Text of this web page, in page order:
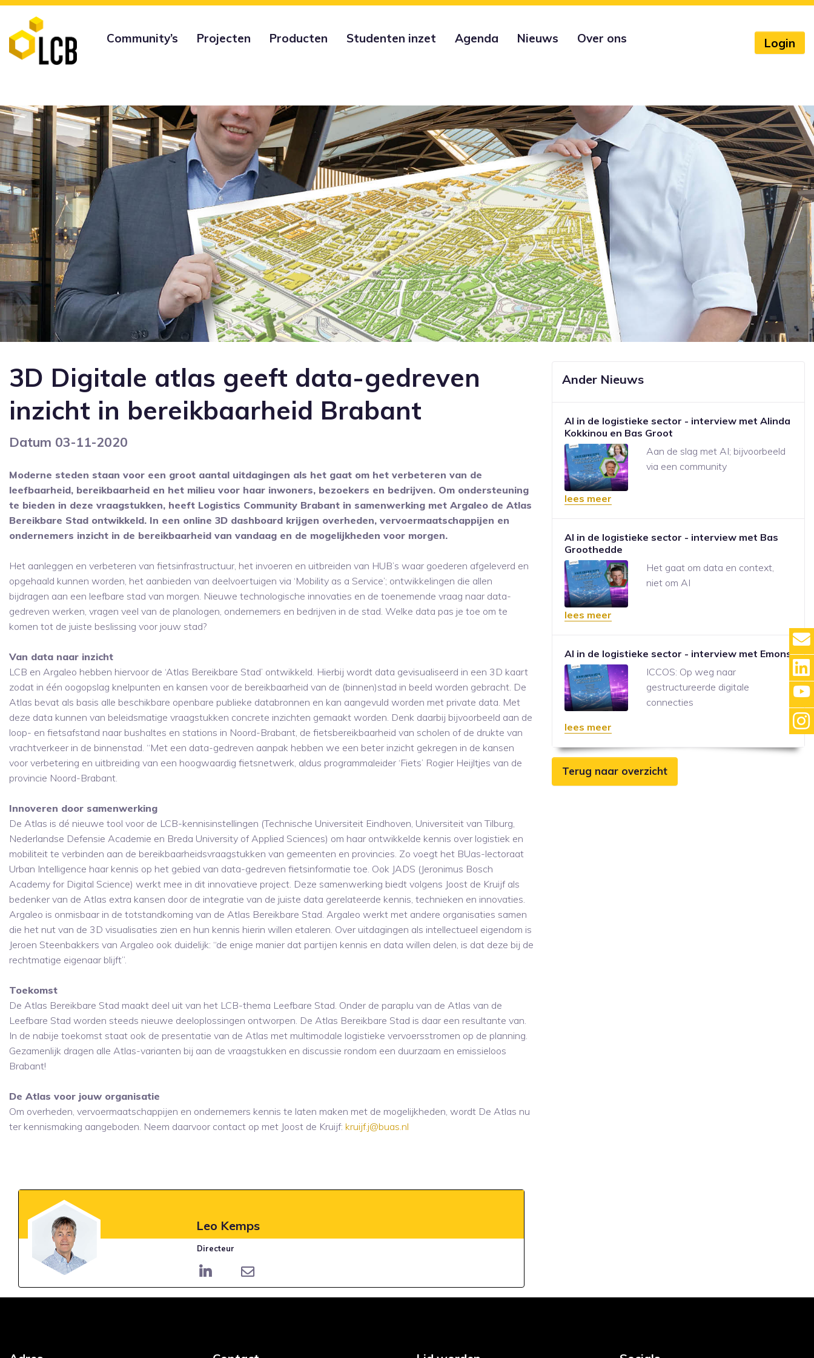
Community’s Projecten Producten Studenten inzet Agenda Nieuws Over ons Login
3D Digitale atlas geeft data-gedreven
inzicht in bereikbaarheid Brabant
Datum 03-11-2020
Moderne steden staan voor een groot aantal uitdagingen als het gaat om het verbeteren van de
leefbaarheid, bereikbaarheid en het milieu voor haar inwoners, bezoekers en bedrijven. Om ondersteuning
te bieden in deze vraagstukken, heeft Logistics Community Brabant in samenwerking met Argaleo de Atlas
Bereikbare Stad ontwikkeld. In een online 3D dashboard krijgen overheden, vervoermaatschappijen en
ondernemers inzicht in de bereikbaarheid van vandaag en de mogelijkheden voor morgen.
Het aanleggen en verbeteren van fietsinfrastructuur, het invoeren en uitbreiden van HUB’s waar goederen afgeleverd en
opgehaald kunnen worden, het aanbieden van deelvoertuigen via ‘Mobility as a Service’; ontwikkelingen die allen
bijdragen aan een leefbare stad van morgen. Nieuwe technologische innovaties en de toenemende vraag naar data-
gedreven werken, vragen veel van de planologen, ondernemers en bedrijven in de stad. Welke data pas je toe om te
komen tot de juiste beslissing voor jouw stad?
Van data naar inzicht
LCB en Argaleo hebben hiervoor de ‘Atlas Bereikbare Stad’ ontwikkeld. Hierbij wordt data gevisualiseerd in een 3D kaart
zodat in één oogopslag knelpunten en kansen voor de bereikbaarheid van de (binnen)stad in beeld worden gebracht. De
Atlas bevat als basis alle beschikbare openbare publieke databronnen en kan aangevuld worden met private data. Met
deze data kunnen van beleidsmatige vraagstukken concrete inzichten gemaakt worden. Denk daarbij bijvoorbeeld aan de
loop- en fietsafstand naar bushaltes en stations in Noord-Brabant, de fietsbereikbaarheid van scholen of de drukte van
vrachtverkeer in de binnenstad. “Met een data-gedreven aanpak hebben we een beter inzicht gekregen in de kansen
voor verbetering en uitbreiding van een hoogwaardig fietsnetwerk, aldus programmaleider ‘Fiets’ Rogier Heijltjes van de
provincie Noord-Brabant.
Innoveren door samenwerking
De Atlas is dé nieuwe tool voor de LCB-kennisinstellingen (Technische Universiteit Eindhoven, Universiteit van Tilburg,
Nederlandse Defensie Academie en Breda University of Applied Sciences) om haar ontwikkelde kennis over logistiek en
mobiliteit te verbinden aan de bereikbaarheidsvraagstukken van gemeenten en provincies. Zo voegt het BUas-lectoraat
Urban Intelligence haar kennis op het gebied van data-gedreven fietsinformatie toe. Ook JADS (Jeronimus Bosch
Academy for Digital Science) werkt mee in dit innovatieve project. Deze samenwerking biedt volgens Joost de Kruijf als
bedenker van de Atlas extra kansen door de integratie van de juiste data gerelateerde kennis, technieken en innovaties.
Argaleo is onmisbaar in de totstandkoming van de Atlas Bereikbare Stad. Argaleo werkt met andere organisaties samen
die het nut van de 3D visualisaties zien en hun kennis hierin willen etaleren. Over uitdagingen als intellectueel eigendom is
Jeroen Steenbakkers van Argaleo ook duidelijk: “de enige manier dat partijen kennis en data willen delen, is dat deze bij de
rechtmatige eigenaar blijft”.
Toekomst
De Atlas Bereikbare Stad maakt deel uit van het LCB-thema Leefbare Stad. Onder de paraplu van de Atlas van de
Leefbare Stad worden steeds nieuwe deeloplossingen ontworpen. De Atlas Bereikbare Stad is daar een resultante van.
In de nabije toekomst staat ook de presentatie van de Atlas met multimodale logistieke vervoersstromen op de planning.
Gezamenlijk dragen alle Atlas-varianten bij aan de vraagstukken en discussie rondom een duurzaam en emissieloos
Brabant!
De Atlas voor jouw organisatie
Om overheden, vervoermaatschappijen en ondernemers kennis te laten maken met de mogelijkheden, wordt De Atlas nu
ter kennismaking aangeboden. Neem daarvoor contact op met Joost de Kruijf: kruijf.j@buas.nl
Leo Kemps
Directeur
Ander Nieuws
AI in de logistieke sector - interview met Alinda
Kokkinou en Bas Groot
Aan de slag met AI; bijvoorbeeld
via een community
lees meer
AI in de logistieke sector - interview met Bas
Groothedde
Het gaat om data en context,
niet om AI
lees meer
AI in de logistieke sector - interview met Emons
ICCOS: Op weg naar
gestructureerde digitale
connecties
lees meer
Terug naar overzicht